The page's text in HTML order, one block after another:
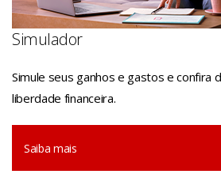
Simulador
Simule seus ganhos e gastos e confira
liberdade financeira.
Saiba mais